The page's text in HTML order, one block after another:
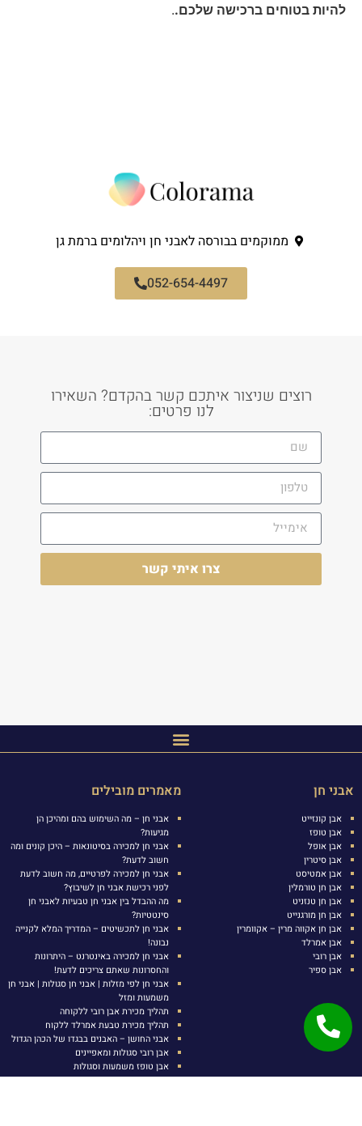
להיות בטוחים ברכישה שלכם..
ממוקמים בבורסה לאבני חן ויהלומים ברמת גן
052-654-4497
רוצים שניצור איתכם קשר בהקדם? השאירו
לנו פרטים:
צרו איתי קשר
אבני חן
אבן קונזייט
אבן טופז
אבן אופל
אבן סיטרין
אבן אמטיסט
אבן חן טורמלין
אבן חן טנזניט
אבן חן מורגנייט
אבן חן אקווה מרין – אקוומרין
אבן אמרלד
אבן רובי
אבן ספיר
מאמרים מובילים
אבני חן – מה השימוש בהם ומהיכן הן
מגיעות?
אבני חן למכירה בסיטונאות – היכן קונים ומה
חשוב לדעת?
אבני חן למכירה לפרטיים, מה חשוב לדעת
לפני רכישת אבני חן לשיבוץ?
מה ההבדל בין אבני חן טבעיות לאבני חן
סינטטיות?
אבני חן לתכשיטים – המדריך המלא לקנייה
נבונה!
אבני חן למכירה באינטרנט – היתרונות
והחסרונות שאתם צריכים לדעת!
אבני חן לפי מזלות | אבני חן סגולות | אבני חן
משמעות ומזל
תהליך מכירת אבן רובי ללקוחה
תהליך מכירת טבעת אמרלד ללקוח
אבני החושן – האבנים בבגדו של הכהן הגדול
אבן רובי סגולות ומאפיינים
אבן טופז משמעות וסגולות
איך מזהים אבן רובי אמיתית?